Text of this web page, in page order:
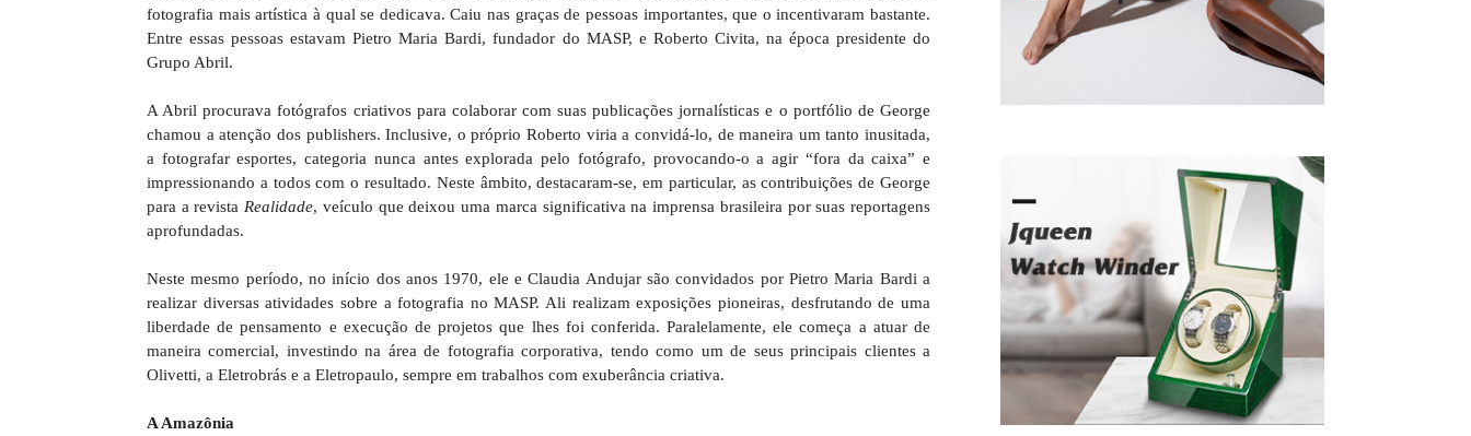
fotografia mais artística à qual se dedicava. Caiu nas graças de pessoas importantes, que o incentivaram bastante.
Entre essas pessoas estavam Pietro Maria Bardi, fundador do MASP, e Roberto Civita, na época presidente do
Grupo Abril.
A Abril procurava fotógrafos criativos para colaborar com suas publicações jornalísticas e o portfólio de George
chamou a atenção dos publishers. Inclusive, o próprio Roberto viria a convidá-lo, de maneira um tanto inusitada,
a fotografar esportes, categoria nunca antes explorada pelo fotógrafo, provocando-o a agir “fora da caixa” e
impressionando a todos com o resultado. Neste âmbito, destacaram-se, em particular, as contribuições de George
para a revista Realidade, veículo que deixou uma marca significativa na imprensa brasileira por suas reportagens
aprofundadas.
Neste mesmo período, no início dos anos 1970, ele e Claudia Andujar são convidados por Pietro Maria Bardi a
realizar diversas atividades sobre a fotografia no MASP. Ali realizam exposições pioneiras, desfrutando de uma
liberdade de pensamento e execução de projetos que lhes foi conferida. Paralelamente, ele começa a atuar de
maneira comercial, investindo na área de fotografia corporativa, tendo como um de seus principais clientes a
Olivetti, a Eletrobrás e a Eletropaulo, sempre em trabalhos com exuberância criativa.
A Amazônia